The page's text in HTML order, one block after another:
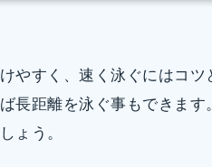
やすく、速く泳ぐにはコ
長距離を泳ぐ事もできま
ょう。